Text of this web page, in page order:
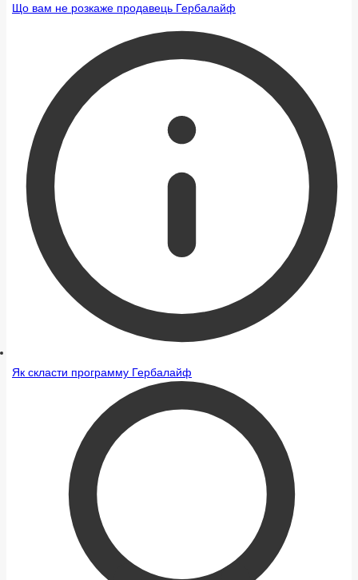
Що вам не розкаже продавець Гербалайф
Як скласти программу Гербалайф